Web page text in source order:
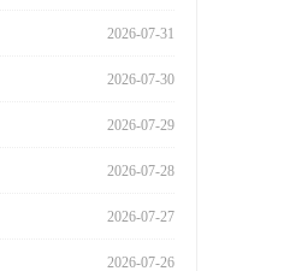
2026-07-31
2026-07-30
2026-07-29
2026-07-28
2026-07-27
2026-07-26